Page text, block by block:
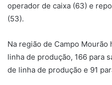
operador de caixa (63) e
(53).
Na região de Campo Mourão
linha de produção, 166 para
de linha de produção e 91